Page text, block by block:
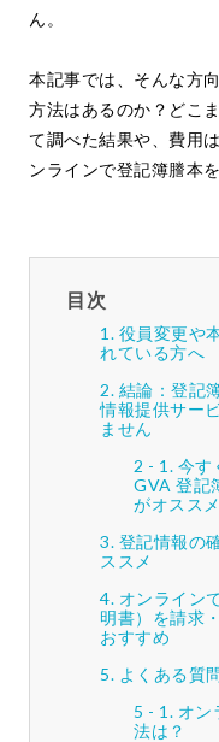
ん。
本記事では、そんな方
方法はあるのか？どこ
て調べた結果や、費用
ンラインで登記簿謄本
目次
役員変更や
れている方へ
結論：登記
情報提供サー
ません
今す
GVA 登記
がオススメ
登記情報の
ススメ
オンライン
明書）を請求
おすすめ
よくある質
オン
法は？